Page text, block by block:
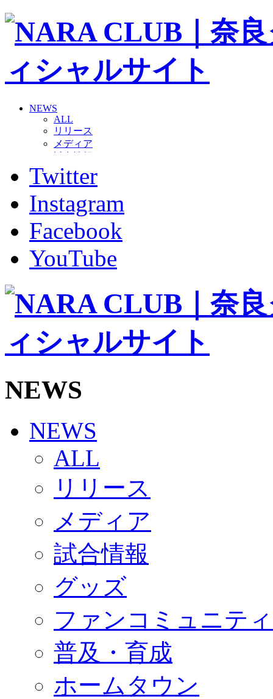
NEWS
ALL
リリース
メディア
グッズ
ファンコミュニティ
ホームタウン
コラム
その他
TEAM
2026/27トップチーム
2026/27トップチームスタッフ
バモス
チアダンススクール
ボランティアチーム「volundeer」
ビクトリーロード
HOMEGAME
観戦ルール＆マナー
Jリーグ運営管理規定
写真・動画使用ガイドライン
SCHEDULE
2026/27
練習見学時のファンサービスについて
TICKET
奈良クラブ明治安田J3リーグ2026/27シーズン試
奈良クラブ明治安田Ｊ3リーグ 2026/27シーズン「
観戦ルール＆マナー
2026/27ファンコミュニティ
サポートショップ
GOODS
オフィシャルストア（実店舗）
オンラインストア
ACADEMY
アカデミーについて
コーチ&スタッフ
ジュニア
ジュニアユース
ユース
練習拠点（ナラディーア）
SCHOOL
CLUB
Twitter
Instagram
Facebook
YouTube
NEWS
NEWS
ALL
リリース
メディア
試合情報
グッズ
ファンコミュニティ
普及・育成
ホームタウン